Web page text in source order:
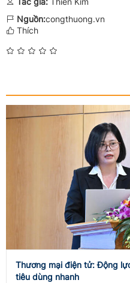
Nguồn:congthuong.vn
Thích
Thương mại điện tử: Động
tiêu dùng nhanh